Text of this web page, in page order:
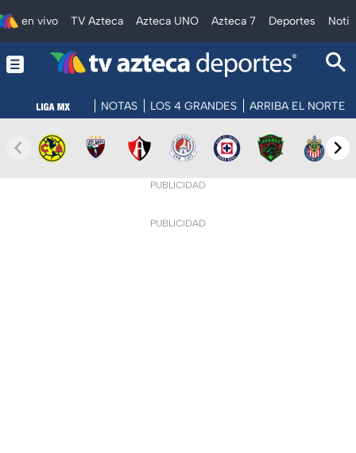
en vivo TV Azteca Azteca UNO Azteca 7 Deportes
NOTAS LOS 4 GRANDES ARRIBA EL NORTE
PUBLICIDAD
PUBLICIDAD